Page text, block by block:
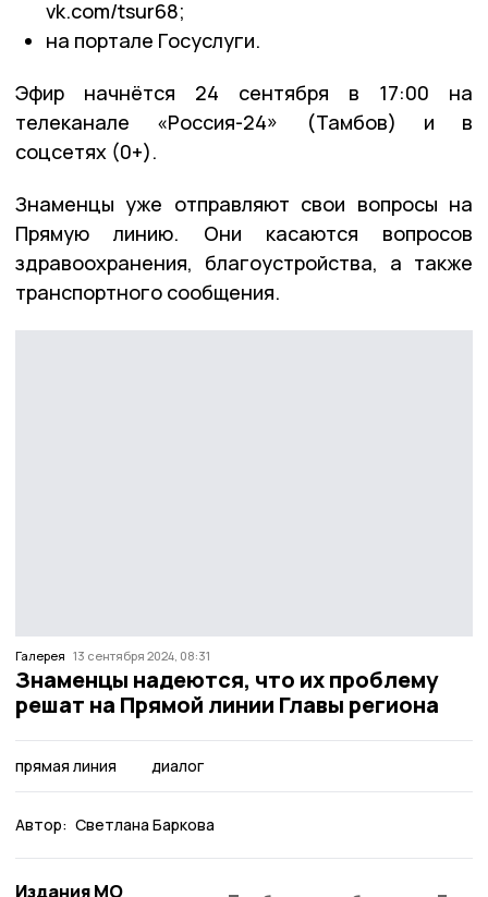
vk.com/tsur68;
на портале Госуслуги.
Эфир начнётся 24 сентября в 17:00 на
телеканале «Россия-24» (Тамбов) и в
соцсетях (0+).
Знаменцы уже отправляют свои вопросы на
Прямую линию. Они касаются вопросов
здравоохранения, благоустройства, а также
транспортного сообщения.
Галерея 13 сентября 2024, 08:31
Знаменцы надеются, что их проблему
решат на Прямой линии Главы региона
прямая линия диалог
Автор: Светлана Баркова
Издания МО